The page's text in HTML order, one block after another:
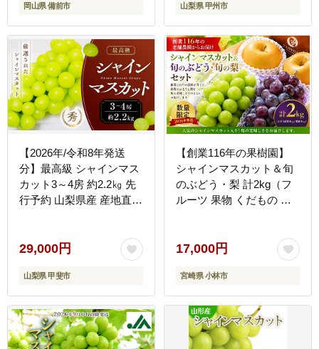
御中元 ギフト 御礼 化粧
箱入 プレゼント 御祝 御
供 果物 くだもの フルー
ツ 】
岡山県 備前市 山梨県 甲州市
【2026年/令和8年発送
分】最高級 シャインマス
カット3～4房 約2.2㎏ 先
行予約 山梨県産 産地直送
イン シャインマスカット
新鮮 人気 おすすめ 国産
贈答 ギフト お取り寄せ
山梨 甲斐市 AN-12
29,000円
山梨県 甲斐市
【創業116年の果樹園】
シャインマスカット＆旬
のぶどう・梨 計2kg（フ
ルーツ 果物 くだもの シ
限定）
17,000円
宮崎県 小林市